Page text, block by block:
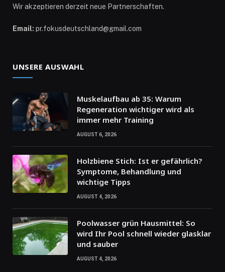
Wir akzeptieren derzeit neue Partnerschaften.
Email: pr.fokusdeutschland@gmail.com
UNSERE AUSWAHL
Muskelaufbau ab 35: Warum
Regeneration wichtiger wird als
immer mehr Training
AUGUST 6, 2026
Holzbiene Stich: Ist er gefährlich?
Symptome, Behandlung und
wichtige Tipps
AUGUST 4, 2026
Poolwasser grün Hausmittel: So
wird Ihr Pool schnell wieder glasklar
und sauber
AUGUST 4, 2026